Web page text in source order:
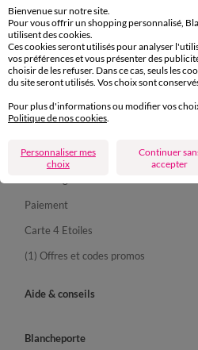
Livraison
Paiement
Carte 4 Etoiles
(1) Offres et codes promos
Aide & conseils
Blancheporte
Bienvenue sur notre site.
Pour vous offrir un shopping personnalisé,
utilisent des cookies.
Ces cookies seront utilisés pour analyser
vos préférences et vous présenter des
choisir de les refuser. Dans ce cas, seuls les
du site seront utilisés. Vos choix sont
Pour plus d'informations ou modifier vos
Politique de nos cookies.
Personnaliser mes
choix
Continuer
accepter